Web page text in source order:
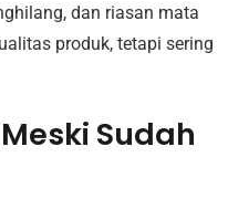
dan riasan mata
produk, tetapi sering
Sudah